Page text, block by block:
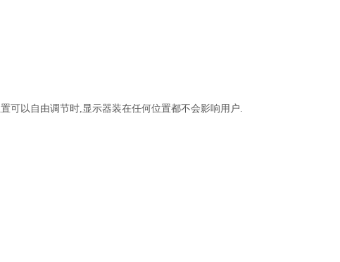
可以自由调节时,显示器装在任何位置都不会影响用户.